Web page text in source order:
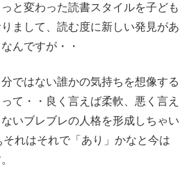
と変わった読書スタイルを子ども
まして、読む度に新しい発見があ
んですが・・
ではない誰かの気持ちを想像する
て・・良く言えば柔軟、悪く言え
いブレブレの人格を形成しちゃい
それはそれで「あり」かなと今は